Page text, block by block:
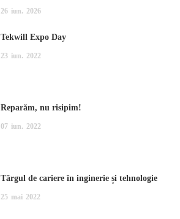
26 iun. 2026
Tekwill Expo Day
23 iun. 2022
Reparăm, nu risipim!
07 iun. 2022
Târgul de cariere în inginerie și tehnologie
25 mai 2022